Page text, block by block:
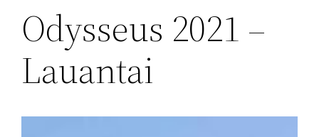
Odysseus 2021 –
Lauantai